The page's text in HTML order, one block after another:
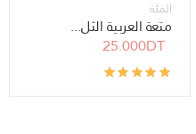
الفئة
متعة العربية الثل...
25.000DT